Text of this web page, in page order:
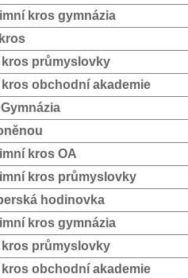
kros gymnázia
průmyslovky
obchodní akademie
kros OA
kros průmyslovky
hodinovka
kros gymnázia
průmyslovky
obchodní akademie